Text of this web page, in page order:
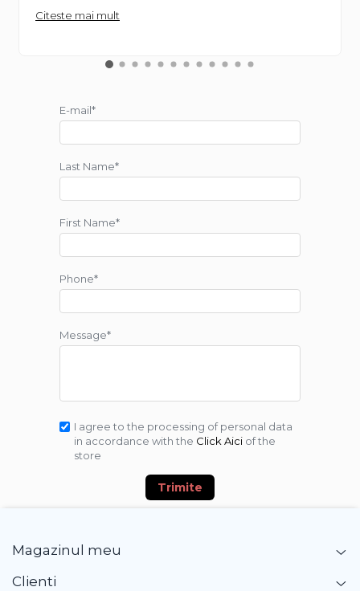
Citeste mai mult
E-mail*
Last Name*
First Name*
Phone*
Message*
I agree to the processing of personal data
in accordance with the Click Aici of the
store
Trimite
Magazinul meu
Clienti